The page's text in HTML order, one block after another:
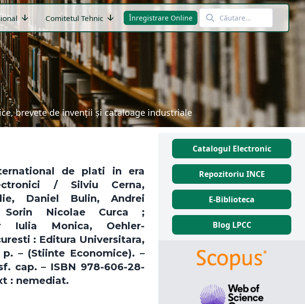
arrow_downward Comitetul Tehnic arrow_downward Înregistrare Online
brevete de invenții și cataloage industriale
de plati in era
/ Silviu Cerna,
Daniel Bulin, Andrei
Sorin Nicolae Curca ;
Iulia Monica, Oehler-
: Editura Universitara,
– (Stiinte Economice). –
cap. – ISBN 978-606-28-
: nemediat.
Catalogul Electronic
Repozitoriu INCE
E-Biblioteca
Blog LPCC